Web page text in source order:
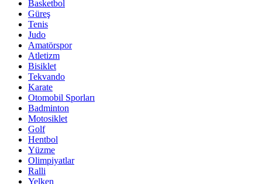
Basketbol
Güreş
Tenis
Judo
Amatörspor
Atletizm
Bisiklet
Tekvando
Karate
Otomobil Sporları
Badminton
Motosiklet
Golf
Hentbol
Yüzme
Olimpiyatlar
Ralli
Yelken